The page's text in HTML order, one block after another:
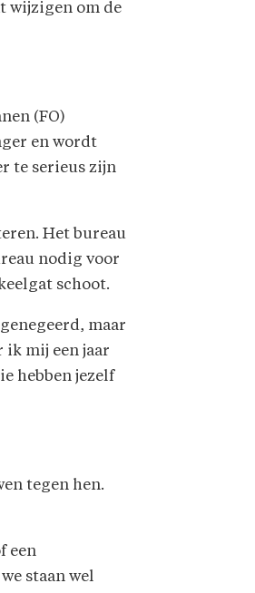
wijzigen om de
(FO)
en wordt
te serieus zijn
Het bureau
nodig voor
schoot.
maar
ik mij een jaar
hebben jezelf
tegen hen.
een
staan wel